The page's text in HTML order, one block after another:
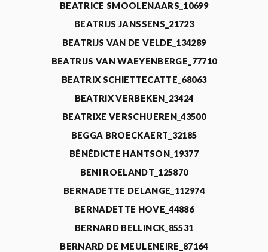
BEATRICE SMOOLENAARS_10699
BEATRIJS JANSSENS_21723
BEATRIJS VAN DE VELDE_134289
BEATRIJS VAN WAEYENBERGE_77710
BEATRIX SCHIETTECATTE_68063
BEATRIX VERBEKEN_23424
BEATRIXE VERSCHUEREN_43500
BEGGA BROECKAERT_32185
BÉNÉDICTE HANTSON_19377
BENI ROELANDT_125870
BERNADETTE DELANGE_112974
BERNADETTE HOVE_44886
BERNARD BELLINCK_85531
BERNARD DE MEULENEIRE_87164